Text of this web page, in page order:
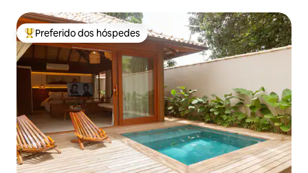
Entre os melhores preferidos dos hóspedes
Preferido dos hóspedes